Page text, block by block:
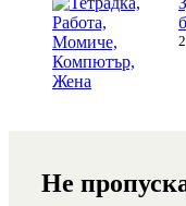
Не